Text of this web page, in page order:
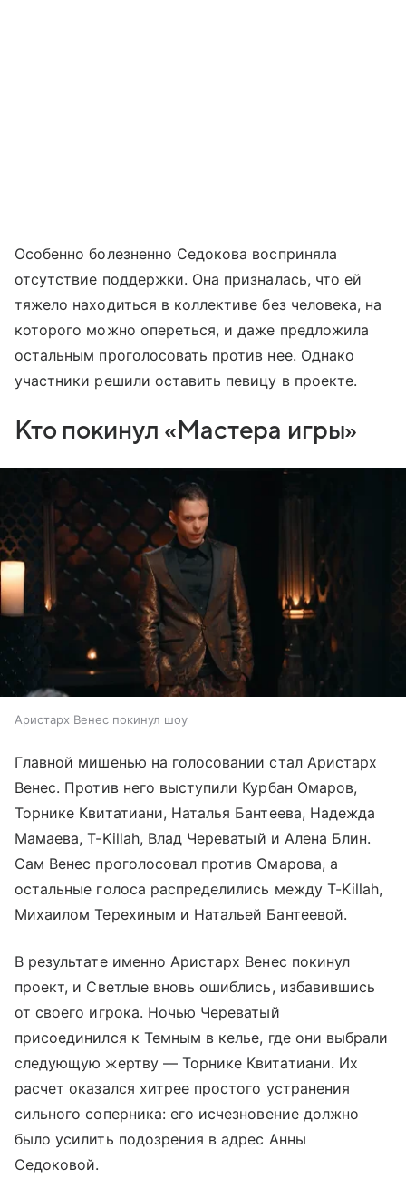
Особенно болезненно Седокова восприняла
отсутствие поддержки. Она призналась, что ей
тяжело находиться в коллективе без человека, на
которого можно опереться, и даже предложила
остальным проголосовать против нее. Однако
участники решили оставить певицу в проекте.
Кто покинул «Мастера игры»
Аристарх Венес покинул шоу
Главной мишенью на голосовании стал Аристарх
Венес. Против него выступили Курбан Омаров,
Торнике Квитатиани, Наталья Бантеева, Надежда
Мамаева, T-Killah, Влад Череватый и Алена Блин.
Сам Венес проголосовал против Омарова, а
остальные голоса распределились между T-Killah,
Михаилом Терехиным и Натальей Бантеевой.
В результате именно Аристарх Венес покинул
проект, и Светлые вновь ошиблись, избавившись
от своего игрока. Ночью Череватый
присоединился к Темным в келье, где они выбрали
следующую жертву — Торнике Квитатиани. Их
расчет оказался хитрее простого устранения
сильного соперника: его исчезновение должно
было усилить подозрения в адрес Анны
Седоковой.